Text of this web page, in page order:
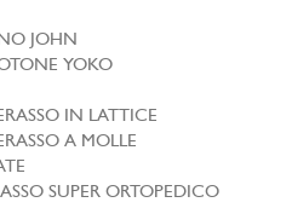
JOHN
YOKO
IN LATTICE
A MOLLE
SUPER ORTOPEDICO